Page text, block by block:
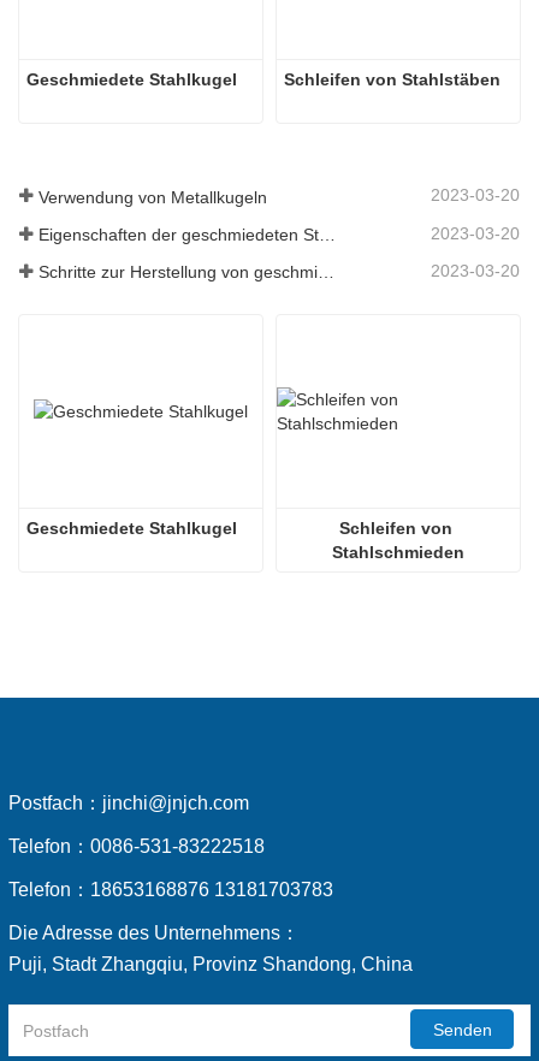
Geschmiedete Stahlkugel Schleifen von Stahlstäben
Verwendung von Metallkugeln 2023-03-20
2023-03-20
Schritte zur Herstellung von geschmiedeten Stahlkugeln 2023-03-20
Geschmiedete Stahlkugel
Schleifen von
Stahlschmieden
Postfach： jinchi@jnjch.com
Telefon： 0086-531-83222518
Telefon： 18653168876 13181703783
Die Adresse des Unternehmens：
Puji, Stadt Zhangqiu, Provinz Shandong, China
Senden